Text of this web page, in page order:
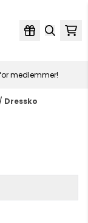
medlemmer!
/ Dressko